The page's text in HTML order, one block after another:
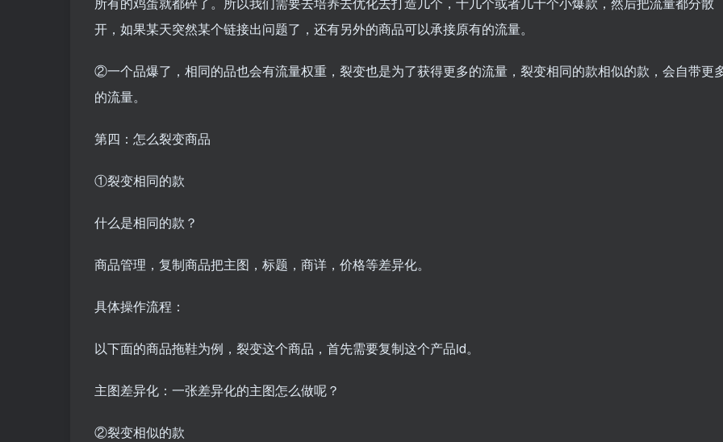
开，如果某天突然某个链接出问题了，还有另外的商品可以承接原有的流量。
②一个品爆了，相同的品也会有流量权重，裂变也是为了获得更多的流量，裂变相同的款相似的款，会自带更
的流量。
第四：怎么裂变商品
①裂变相同的款
什么是相同的款？
商品管理，复制商品把主图，标题，商详，价格等差异化。
具体操作流程：
以下面的商品拖鞋为例，裂变这个商品，首先需要复制这个产品id。
主图差异化：一张差异化的主图怎么做呢？
②裂变相似的款